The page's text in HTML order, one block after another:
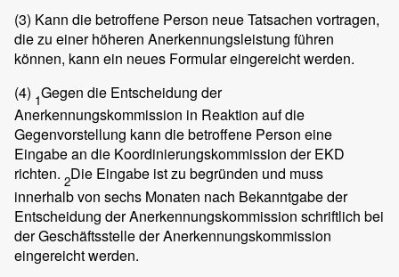
(3) Kann die betroffene Person neue Tatsachen vortragen,
die zu einer höheren Anerkennungsleistung führen
können, kann ein neues Formular eingereicht werden.
(4) 1Gegen die Entscheidung der
Anerkennungskommission in Reaktion auf die
Gegenvorstellung kann die betroffene Person eine
Eingabe an die Koordinierungskommission der EKD
richten. 2Die Eingabe ist zu begründen und muss
innerhalb von sechs Monaten nach Bekanntgabe der
Entscheidung der Anerkennungskommission schriftlich bei
der Geschäftsstelle der Anerkennungskommission
eingereicht werden.